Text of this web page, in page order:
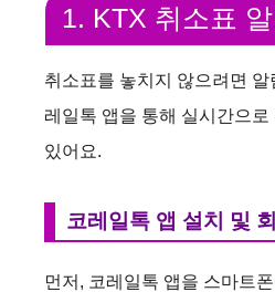
1. KTX 취소표
취소표를 놓치지 않으려면
레일톡 앱을 통해 실시간으
있어요.
코레일톡 앱 설치 및
먼저, 코레일톡 앱을 스마트